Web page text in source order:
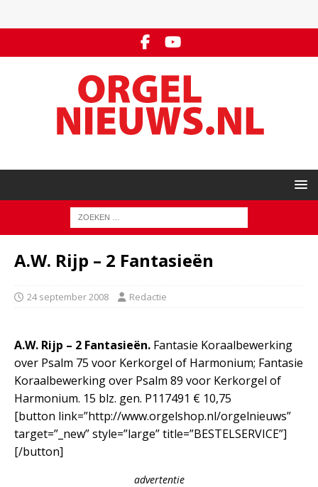
A.W. Rijp – 2 Fantasieën
24 september 2008 Redactie
A.W. Rijp – 2 Fantasieën. Fantasie Koraalbewerking
over Psalm 75 voor Kerkorgel of Harmonium; Fantasie
Koraalbewerking over Psalm 89 voor Kerkorgel of
Harmonium. 15 blz. gen. P117491 € 10,75
[button link=”http://www.orgelshop.nl/orgelnieuws”
target=”_new” style=”large” title=”BESTELSERVICE”]
[/button]
advertentie